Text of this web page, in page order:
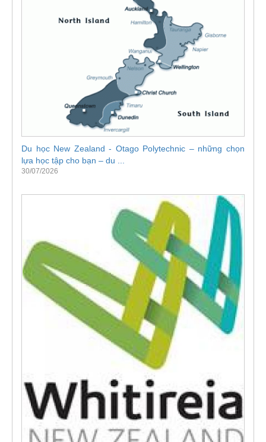
Du học New Zealand - Otago Polytechnic – những chọn
lựa học tập cho bạn – du ...
30/07/2026